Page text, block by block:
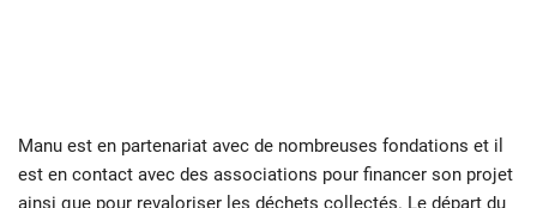
Manu est en partenariat avec de nombreuses fondations et il
est en contact avec des associations pour financer son projet
ainsi que pour revaloriser les déchets collectés. Le départ du